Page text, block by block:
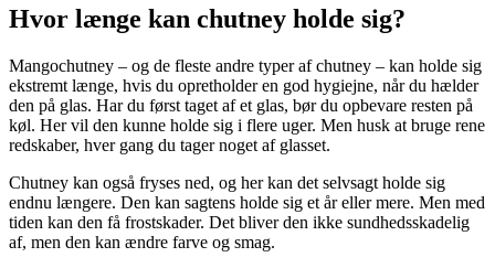
Hvor længe kan chutney holde sig?
Mangochutney – og de fleste andre typer af chutney – kan holde sig
ekstremt længe, hvis du opretholder en god hygiejne, når du hælder
den på glas. Har du først taget af et glas, bør du opbevare resten på
køl. Her vil den kunne holde sig i flere uger. Men husk at bruge rene
redskaber, hver gang du tager noget af glasset.
Chutney kan også fryses ned, og her kan det selvsagt holde sig
endnu længere. Den kan sagtens holde sig et år eller mere. Men med
tiden kan den få frostskader. Det bliver den ikke sundhedsskadelig
af, men den kan ændre farve og smag.